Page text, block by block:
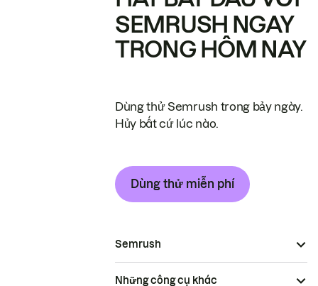
SEMRUSH NGAY
TRONG HÔM NAY
Dùng thử Semrush trong bảy ngày.
Hủy bất cứ lúc nào.
Dùng thử miễn phí
Semrush
Những công cụ khác